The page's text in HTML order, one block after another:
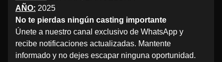
AÑO: 2025
No te pierdas ningún casting importante
Únete a nuestro canal exclusivo de WhatsApp y
recibe notificaciones actualizadas. Mantente
informado y no dejes escapar ninguna oportunidad.